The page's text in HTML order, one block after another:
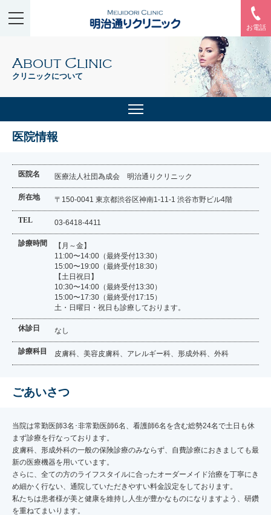
お電話
About Clinic
クリニックについて
医院情報
医院名 医療法人社団為成会 明治通りクリニック
所在地 〒150-0041 東京都渋谷区神南1-11-1 渋谷市野ビル4階
TEL 03-6418-4411
診療時間
【月～金】
11:00〜14:00（最終受付13:30）
15:00〜19:00（最終受付18:30）
【土日祝日】
10:30〜14:00（最終受付13:30）
15:00〜17:30（最終受付17:15）
土・日曜日・祝日も診療しております。
休診日 なし
診療科目 皮膚科、美容皮膚科、アレルギー科、形成外科、外科
ごあいさつ
当院は常勤医師3名･非常勤医師6名、看護師6名を含む総勢24名で土日も休
まず診療を行なっております。
皮膚科、形成外科の一般の保険診療のみならず、自費診療におきましても最
新の医療機器を用いています。
さらに、全ての方のライフスタイルに合ったオーダーメイド治療を丁寧にき
め細かく行ない、通院していただきやすい料金設定をしております。
私たちは患者様が美と健康を維持し人生が豊かなものになりますよう、研鑽
を重ねてまいります。